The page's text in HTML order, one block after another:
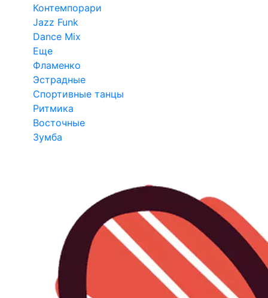
Контемпорари
Jazz Funk
Dance Mix
Еще
Фламенко
Эстрадные
Спортивные танцы
Ритмика
Восточные
Зумба